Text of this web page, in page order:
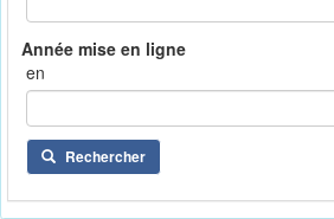
en
Rechercher